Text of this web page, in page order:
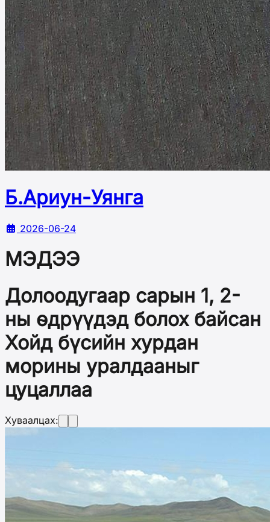
Б.Ариун-Уянга
2026-06-24
МЭДЭЭ
Долоодугаар сарын 1, 2-
ны өдрүүдэд болох байсан
Хойд бүсийн хурдан
морины уралдааныг
цуцаллаа
Хуваалцах: